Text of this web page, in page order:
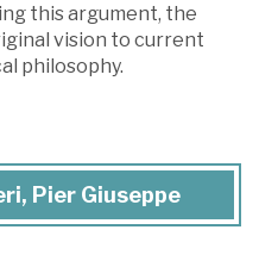
this argument, the
vision to current
philosophy.
Pier Giuseppe